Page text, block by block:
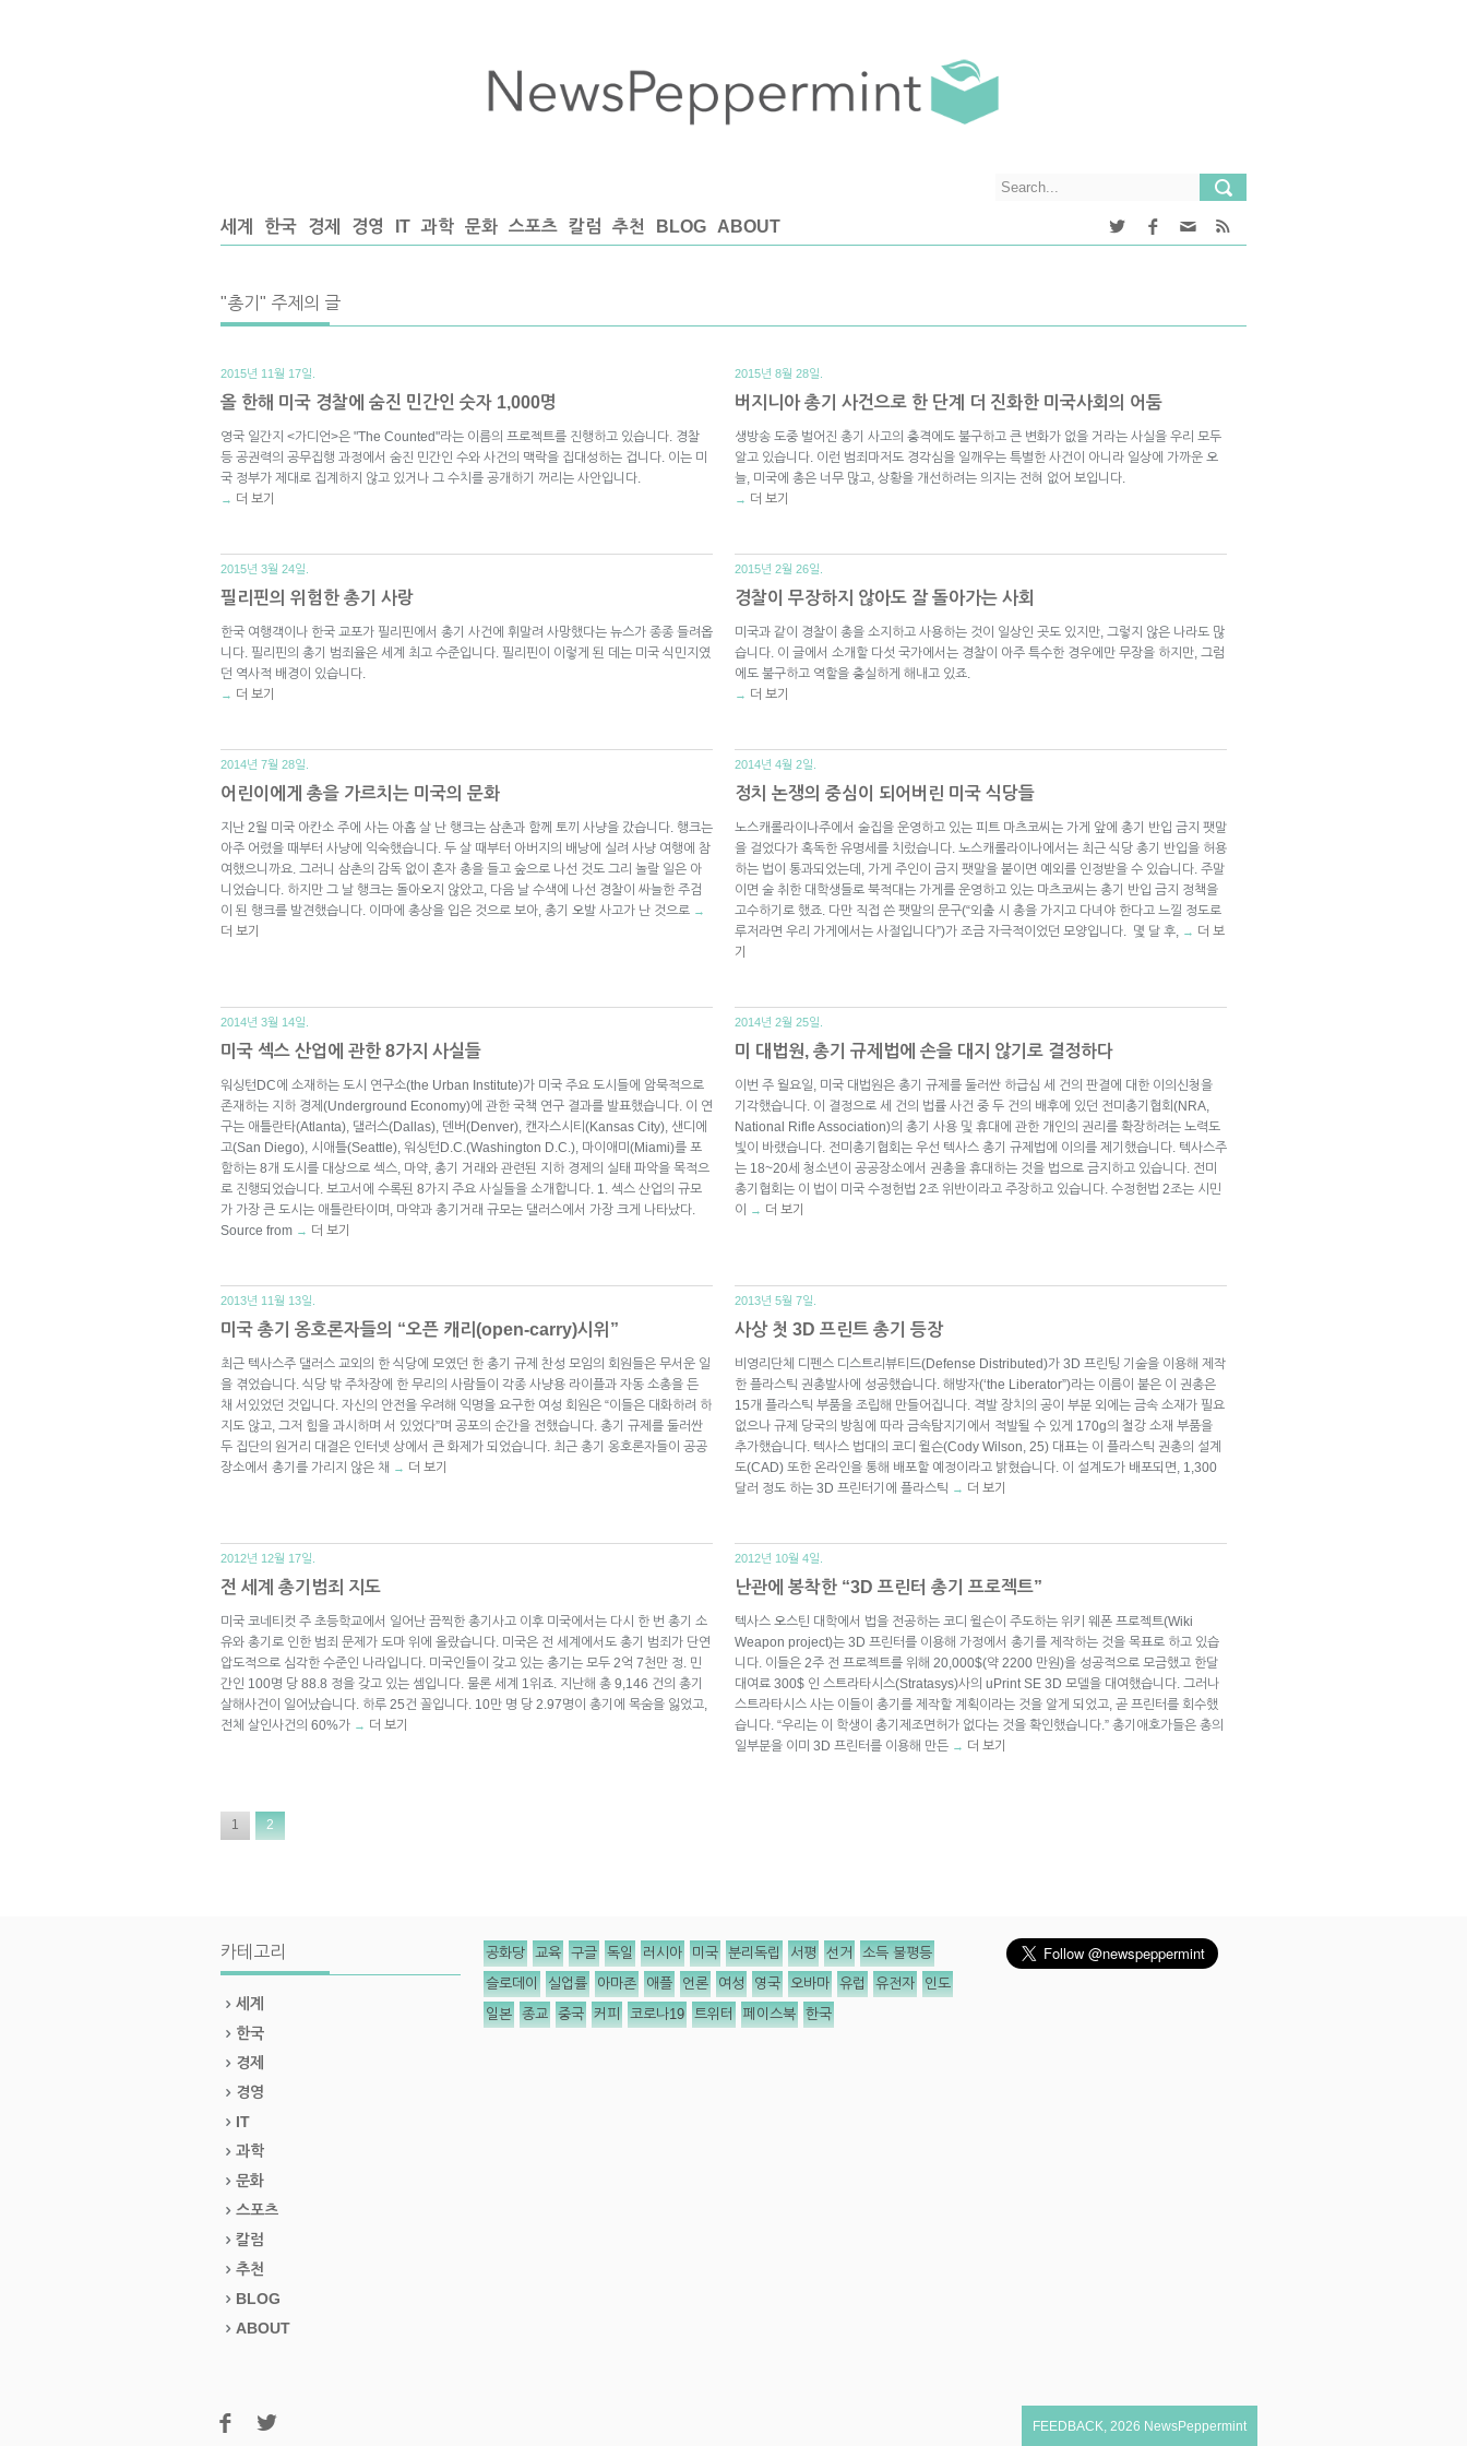
세계 한국 경제 경영 IT 과학 문화 스포츠 칼럼 추천 BLOG ABOUT
"총기" 주제의 글
2015년 11월 17일.
올 한해 미국 경찰에 숨진 민간인 숫자 1,000명
영국 일간지 <가디언>은 "The Counted"라는 이름의 프로젝트를 진행하고 있습니다. 경찰
등 공권력의 공무집행 과정에서 숨진 민간인 수와 사건의 맥락을 집대성하는 겁니다. 이는 미
국 정부가 제대로 집계하지 않고 있거나 그 수치를 공개하기 꺼리는 사안입니다.
→ 더 보기
2015년 8월 28일.
버지니아 총기 사건으로 한 단계 더 진화한 미국사회의 어둠
생방송 도중 벌어진 총기 사고의 충격에도 불구하고 큰 변화가 없을 거라는 사실을 우리 모두
알고 있습니다. 이런 범죄마저도 경각심을 일깨우는 특별한 사건이 아니라 일상에 가까운 오
늘, 미국에 총은 너무 많고, 상황을 개선하려는 의지는 전혀 없어 보입니다.
→ 더 보기
2015년 3월 24일.
필리핀의 위험한 총기 사랑
한국 여행객이나 한국 교포가 필리핀에서 총기 사건에 휘말려 사망했다는 뉴스가 종종 들려옵
니다. 필리핀의 총기 범죄율은 세계 최고 수준입니다. 필리핀이 이렇게 된 데는 미국 식민지였
던 역사적 배경이 있습니다.
→ 더 보기
2015년 2월 26일.
경찰이 무장하지 않아도 잘 돌아가는 사회
미국과 같이 경찰이 총을 소지하고 사용하는 것이 일상인 곳도 있지만, 그렇지 않은 나라도 많
습니다. 이 글에서 소개할 다섯 국가에서는 경찰이 아주 특수한 경우에만 무장을 하지만, 그럼
에도 불구하고 역할을 충실하게 해내고 있죠.
→ 더 보기
2014년 7월 28일.
어린이에게 총을 가르치는 미국의 문화
지난 2월 미국 아칸소 주에 사는 아홉 살 난 행크는 삼촌과 함께 토끼 사냥을 갔습니다. 행크는
아주 어렸을 때부터 사냥에 익숙했습니다. 두 살 때부터 아버지의 배낭에 실려 사냥 여행에 참
여했으니까요. 그러니 삼촌의 감독 없이 혼자 총을 들고 숲으로 나선 것도 그리 놀랄 일은 아
니었습니다. 하지만 그 날 행크는 돌아오지 않았고, 다음 날 수색에 나선 경찰이 싸늘한 주검
이 된 행크를 발견했습니다. 이마에 총상을 입은 것으로 보아, 총기 오발 사고가 난 것으로 →
더 보기
2014년 4월 2일.
정치 논쟁의 중심이 되어버린 미국 식당들
노스캐롤라이나주에서 술집을 운영하고 있는 피트 마츠코씨는 가게 앞에 총기 반입 금지 팻말
을 걸었다가 혹독한 유명세를 치렀습니다. 노스캐롤라이나에서는 최근 식당 총기 반입을 허용
하는 법이 통과되었는데, 가게 주인이 금지 팻말을 붙이면 예외를 인정받을 수 있습니다. 주말
이면 술 취한 대학생들로 북적대는 가게를 운영하고 있는 마츠코씨는 총기 반입 금지 정책을
고수하기로 했죠. 다만 직접 쓴 팻말의 문구(“외출 시 총을 가지고 다녀야 한다고 느낄 정도로
루저라면 우리 가게에서는 사절입니다”)가 조금 자극적이었던 모양입니다. 몇 달 후, → 더 보
기
2014년 3월 14일.
미국 섹스 산업에 관한 8가지 사실들
워싱턴DC에 소재하는 도시 연구소(the Urban Institute)가 미국 주요 도시들에 암묵적으로
존재하는 지하 경제(Underground Economy)에 관한 국책 연구 결과를 발표했습니다. 이 연
구는 애틀란타(Atlanta), 댈러스(Dallas), 덴버(Denver), 캔자스시티(Kansas City), 샌디에
고(San Diego), 시애틀(Seattle), 워싱턴D.C.(Washington D.C.), 마이애미(Miami)를 포
함하는 8개 도시를 대상으로 섹스, 마약, 총기 거래와 관련된 지하 경제의 실태 파악을 목적으
로 진행되었습니다. 보고서에 수록된 8가지 주요 사실들을 소개합니다. 1. 섹스 산업의 규모
가 가장 큰 도시는 애틀란타이며, 마약과 총기거래 규모는 댈러스에서 가장 크게 나타났다.
Source from → 더 보기
2014년 2월 25일.
미 대법원, 총기 규제법에 손을 대지 않기로 결정하다
이번 주 월요일, 미국 대법원은 총기 규제를 둘러싼 하급심 세 건의 판결에 대한 이의신청을
기각했습니다. 이 결정으로 세 건의 법률 사건 중 두 건의 배후에 있던 전미총기협회(NRA,
National Rifle Association)의 총기 사용 및 휴대에 관한 개인의 권리를 확장하려는 노력도
빛이 바랬습니다. 전미총기협회는 우선 텍사스 총기 규제법에 이의를 제기했습니다. 텍사스주
는 18~20세 청소년이 공공장소에서 권총을 휴대하는 것을 법으로 금지하고 있습니다. 전미
총기협회는 이 법이 미국 수정헌법 2조 위반이라고 주장하고 있습니다. 수정헌법 2조는 시민
이
→ 더 보기
2013년 11월 13일.
미국 총기 옹호론자들의 “오픈 캐리(open-carry)시위”
최근 텍사스주 댈러스 교외의 한 식당에 모였던 한 총기 규제 찬성 모임의 회원들은 무서운 일
을 겪었습니다. 식당 밖 주차장에 한 무리의 사람들이 각종 사냥용 라이플과 자동 소총을 든
채 서있었던 것입니다. 자신의 안전을 우려해 익명을 요구한 여성 회원은 “이들은 대화하려 하
지도 않고, 그저 힘을 과시하며 서 있었다”며 공포의 순간을 전했습니다. 총기 규제를 둘러싼
두 집단의 원거리 대결은 인터넷 상에서 큰 화제가 되었습니다. 최근 총기 옹호론자들이 공공
장소에서 총기를 가리지 않은 채 → 더 보기
2013년 5월 7일.
사상 첫 3D 프린트 총기 등장
비영리단체 디펜스 디스트리뷰티드(Defense Distributed)가 3D 프린팅 기술을 이용해 제작
한 플라스틱 권총발사에 성공했습니다. 해방자(‘the Liberator”)라는 이름이 붙은 이 권총은
15개 플라스틱 부품을 조립해 만들어집니다. 격발 장치의 공이 부분 외에는 금속 소재가 필요
없으나 규제 당국의 방침에 따라 금속탐지기에서 적발될 수 있게 170g의 철강 소재 부품을
추가했습니다. 텍사스 법대의 코디 윌슨(Cody Wilson, 25) 대표는 이 플라스틱 권총의 설계
도(CAD) 또한 온라인을 통해 배포할 예정이라고 밝혔습니다. 이 설계도가 배포되면, 1,300
달러 정도 하는 3D 프린터기에 플라스틱 → 더 보기
2012년 12월 17일.
전 세계 총기범죄 지도
미국 코네티컷 주 초등학교에서 일어난 끔찍한 총기사고 이후 미국에서는 다시 한 번 총기 소
유와 총기로 인한 범죄 문제가 도마 위에 올랐습니다. 미국은 전 세계에서도 총기 범죄가 단연
압도적으로 심각한 수준인 나라입니다. 미국인들이 갖고 있는 총기는 모두 2억 7천만 정. 민
간인 100명 당 88.8 정을 갖고 있는 셈입니다. 물론 세계 1위죠. 지난해 총 9,146 건의 총기
살해사건이 일어났습니다. 하루 25건 꼴입니다. 10만 명 당 2.97명이 총기에 목숨을 잃었고,
전체 살인사건의 60%가 → 더 보기
2012년 10월 4일.
난관에 봉착한 “3D 프린터 총기 프로젝트”
텍사스 오스틴 대학에서 법을 전공하는 코디 윌슨이 주도하는 위키 웨폰 프로젝트(Wiki
Weapon project)는 3D 프린터를 이용해 가정에서 총기를 제작하는 것을 목표로 하고 있습
니다. 이들은 2주 전 프로젝트를 위해 20,000$(약 2200 만원)을 성공적으로 모금했고 한달
대여료 300$ 인 스트라타시스(Stratasys)사의 uPrint SE 3D 모델을 대여했습니다. 그러나
스트라타시스 사는 이들이 총기를 제작할 계획이라는 것을 알게 되었고, 곧 프린터를 회수했
습니다. “우리는 이 학생이 총기제조면허가 없다는 것을 확인했습니다.” 총기애호가들은 총의
일부분을 이미 3D 프린터를 이용해 만든 → 더 보기
1 2
카테고리
세계
한국
경제
경영
IT
과학
문화
스포츠
칼럼
추천
BLOG
ABOUT
공화당 교육 구글 독일 러시아 미국 분리독립 서평 선거 소득 불평등
슬로데이 실업률 아마존 애플 언론 여성 영국 오바마 유럽 유전자 인도
일본 종교 중국 커피 코로나19 트위터 페이스북 한국
FEEDBACK, 2026 NewsPeppermint